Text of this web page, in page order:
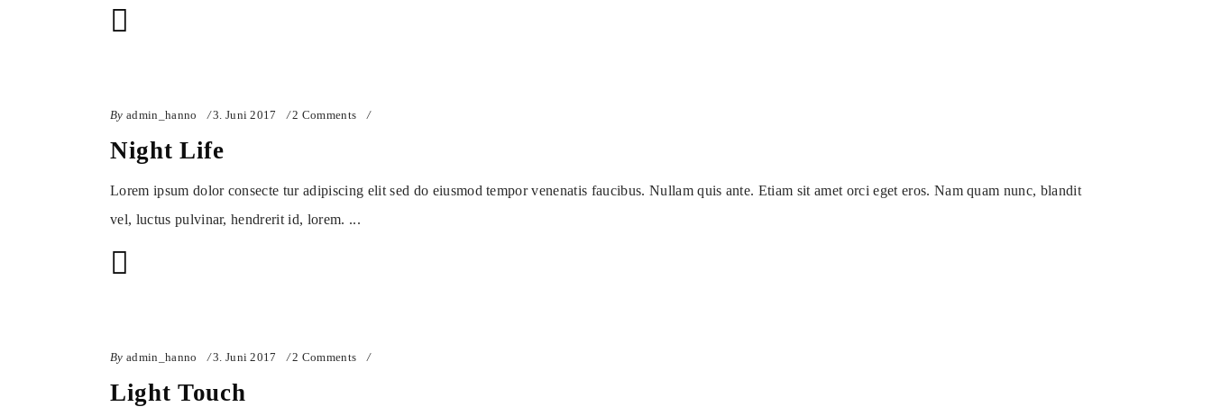
By admin_hanno 3. Juni 2017 2 Comments
Night Life
Lorem ipsum dolor consecte tur adipiscing elit sed do eiusmod tempor venenatis faucibus. Nullam quis ante. Etiam sit amet orci eget eros. Nam quam nunc, blandit
vel, luctus pulvinar, hendrerit id, lorem.
By admin_hanno 3. Juni 2017 2 Comments
Light Touch